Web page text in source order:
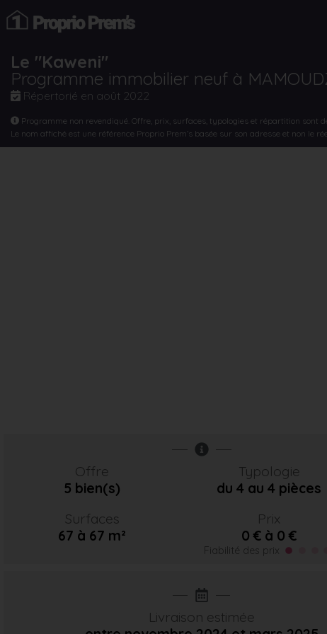
Le "Kaweni"
Programme immobilier neuf à
Répertorié en août 2022
Programme non revendiqué. Offre, prix, surfaces, typologies et répartition sont
Le nom affiché est une référence Proprio Prem’s basée sur son adresse et non le
Offre
5 bien(s)
Typologie
du 4 au 4 pièces
Surfaces
67 à 67 m²
Prix
0 € à 0 €
Fiabilité des prix
Livraison estimée